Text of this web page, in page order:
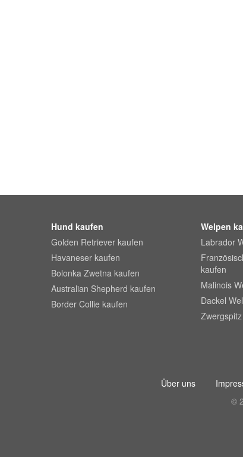
Hund kaufen
Golden Retriever kaufen
Havaneser kaufen
Bolonka Zwetna kaufen
Australian Shepherd kaufen
Border Collie kaufen
Welpen
Labrador
kaufen
Malinois
Dackel
Über uns
©